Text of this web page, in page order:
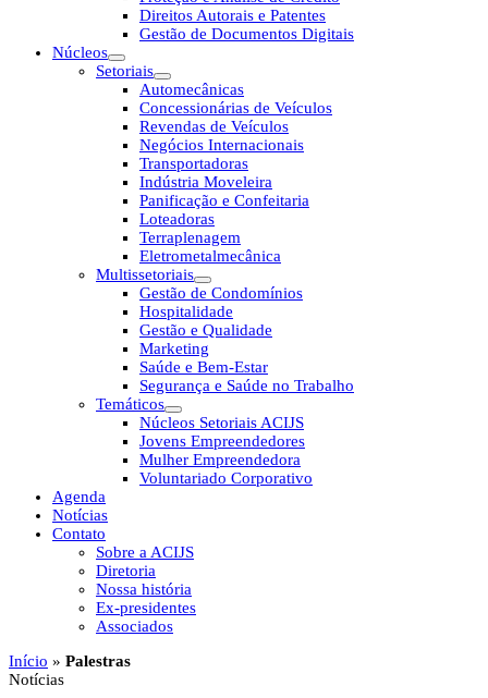
Direitos Autorais e Patentes
Gestão de Documentos Digitais
Núcleos
Setoriais
Automecânicas
Concessionárias de Veículos
Revendas de Veículos
Negócios Internacionais
Transportadoras
Indústria Moveleira
Panificação e Confeitaria
Loteadoras
Terraplenagem
Eletrometalmecânica
Multissetoriais
Gestão de Condomínios
Hospitalidade
Gestão e Qualidade
Marketing
Saúde e Bem-Estar
Segurança e Saúde no Trabalho
Temáticos
Núcleos Setoriais ACIJS
Jovens Empreendedores
Mulher Empreendedora
Voluntariado Corporativo
Agenda
Notícias
Contato
Sobre a ACIJS
Diretoria
Nossa história
Ex-presidentes
Associados
Início » Palestras
Notícias